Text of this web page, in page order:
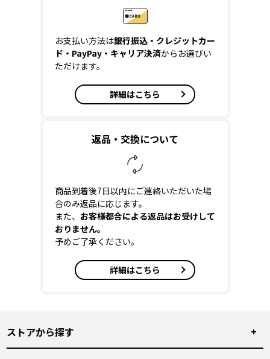
お支払い方法は銀行振込・クレジットカー
ド・PayPay・キャリア決済からお選びい
ただけます。
詳細はこちら
返品・交換について
商品到着後7日以内にご連絡いただいた場
合のみ返品に応じます。
また、 お客様都合による返品はお受けして
おりません。
予めご了承ください。
詳細はこちら
ストアから探す